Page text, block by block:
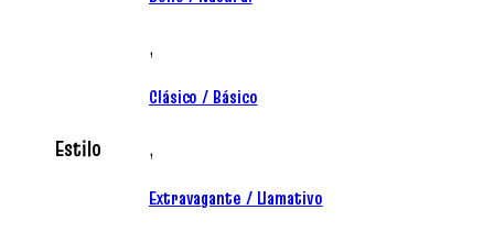
Estilo
,
Clásico / Básico
,
Extravagante / Llamativo